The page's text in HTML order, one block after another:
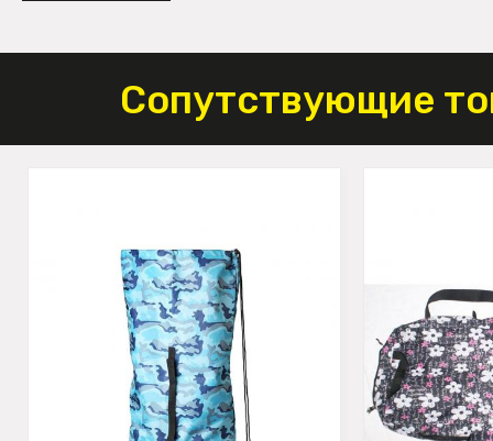
Сопутствующие